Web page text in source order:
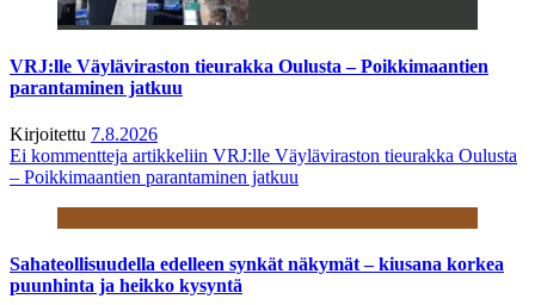
VRJ:lle Väyläviraston tieurakka Oulusta – Poikkimaantien
parantaminen jatkuu
Kirjoitettu 7.8.2026
Ei kommentteja artikkeliin VRJ:lle Väyläviraston tieurakka Oulusta
– Poikkimaantien parantaminen jatkuu
Sahateollisuudella edelleen synkät näkymät – kiusana korkea
puunhinta ja heikko kysyntä